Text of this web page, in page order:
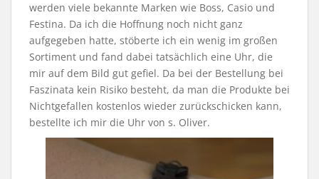
werden viele bekannte Marken wie Boss, Casio und
Festina. Da ich die Hoffnung noch nicht ganz
aufgegeben hatte, stöberte ich ein wenig im großen
Sortiment und fand dabei tatsächlich eine Uhr, die
mir auf dem Bild gut gefiel. Da bei der Bestellung bei
Faszinata kein Risiko besteht, da man die Produkte bei
Nichtgefallen kostenlos wieder zurückschicken kann,
bestellte ich mir die Uhr von s. Oliver.